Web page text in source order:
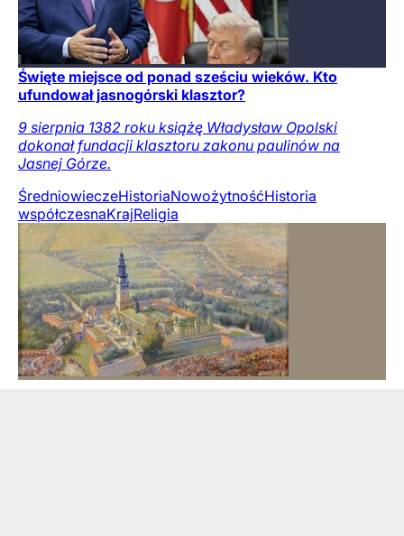
Święte miejsce od ponad sześciu wieków. Kto
ufundował jasnogórski klasztor?
9 sierpnia 1382 roku książę Władysław Opolski
dokonał fundacji klasztoru zakonu paulinów na
Jasnej Górze.
ŚredniowieczeHistoriaNowożytnośćHistoria
współczesnaKrajReligia